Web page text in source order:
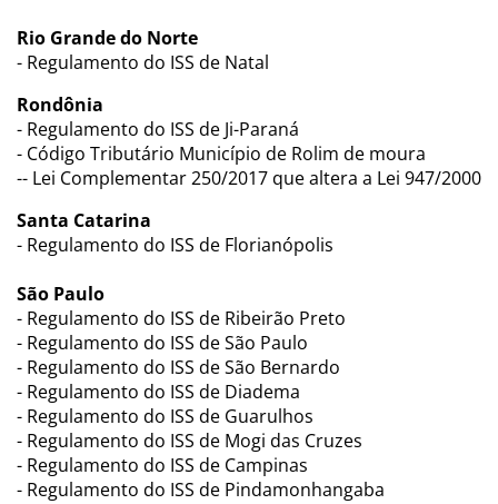
Rio Grande do Norte
- Regulamento do ISS de Natal
Rondônia
- Regulamento do ISS de Ji-Paraná
- Código Tributário Município de Rolim de moura
-- Lei Complementar 250/2017 que altera a Lei 947/2000
Santa Catarina
- Regulamento do ISS de Florianópolis
São Paulo
- Regulamento do ISS de Ribeirão Preto
- Regulamento do ISS de São Paulo
- Regulamento do ISS de São Bernardo
- Regulamento do ISS de Diadema
- Regulamento do ISS de Guarulhos
- Regulamento do ISS de Mogi das Cruzes
- Regulamento do ISS de Campinas
- Regulamento do ISS de Pindamonhangaba